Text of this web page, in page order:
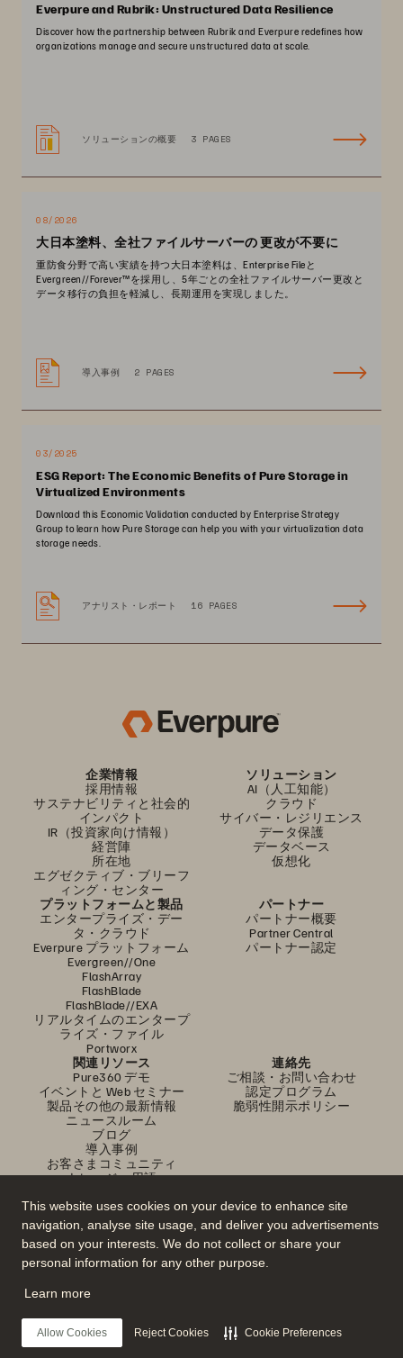
This website uses cookies on your device to enhance site
navigation, analyse site usage, and deliver you advertisements
based on your interests. We do not collect or share your
personal information for any other purpose.
Learn more
Allow Cookies Reject Cookies Cookie Preferences
Everpure and Rubrik: Unstructured Data Resilience
Discover how the partnership between Rubrik and Everpure redefines how
organizations manage and secure unstructured data at scale.
ソリューションの概要 3 PAGES
08/2026
大日本塗料、全社ファイルサーバーの 更改が不要に
重防食分野で高い実績を持つ大日本塗料は、Enterprise Fileと
Evergreen//Forever™を採用し、5年ごとの全社ファイルサーバー更改と
データ移行の負担を軽減し、長期運用を実現しました。
導入事例 2 PAGES
03/2025
ESG Report: The Economic Benefits of Pure Storage in
Virtualized Environments
Download this Economic Validation conducted by Enterprise Strategy
Group to learn how Pure Storage can help you with your virtualization data
storage needs.
アナリスト・レポート 16 PAGES
企業情報
採用情報
サステナビリティと社会的
インパクト
IR（投資家向け情報）
経営陣
所在地
エグゼクティブ・ブリーフ
ィング・センター
ソリューション
AI（人工知能）
クラウド
サイバー・レジリエンス
データ保護
データベース
仮想化
プラットフォームと製品
エンタープライズ・デー
タ・クラウド
Everpure プラットフォーム
Evergreen//One
FlashArray
FlashBlade
FlashBlade//EXA
リアルタイムのエンタープ
ライズ・ファイル
Portworx
パートナー
パートナー概要
Partner Central
パートナー認定
関連リソース
Pure360 デモ
イベントと Web セミナー
製品その他の最新情報
ニュースルーム
ブログ
導入事例
お客さまコミュニティ
ナレッジ・用語
連絡先
ご相談・お問い合わせ
認定プログラム
脆弱性開示ポリシー
公式 SNS
是非フォローをお願いします！
© 2026 Everpure, Inc. 無断転用は禁止されています。
プライバシー・ポリシーWeb サイト利用規約 法務関連 トラスト・センター